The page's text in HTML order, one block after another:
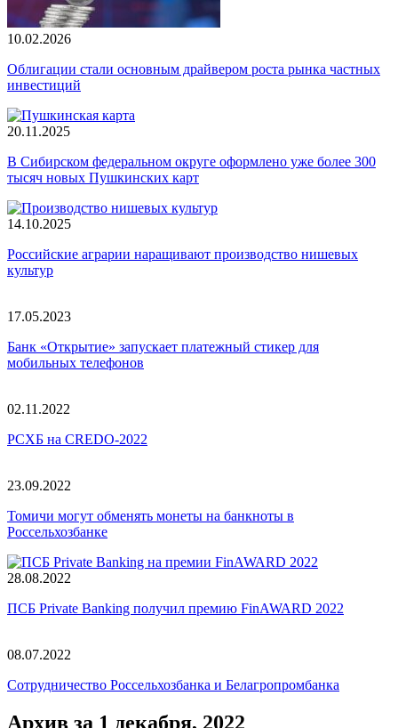
10.02.2026
Облигации стали основным драйвером роста рынка частных
инвестиций
20.11.2025
В Сибирском федеральном округе оформлено уже более 300
тысяч новых Пушкинских карт
14.10.2025
Российские аграрии наращивают производство нишевых
культур
17.05.2023
Банк «Открытие» запускает платежный стикер для
мобильных телефонов
02.11.2022
РСХБ на CREDO-2022
23.09.2022
Томичи могут обменять монеты на банкноты в
Россельхозбанке
28.08.2022
ПСБ Private Banking получил премию FinAWARD 2022
08.07.2022
Сотрудничество Россельхозбанка и Белагропромбанка
Архив за 1 декабря, 2022